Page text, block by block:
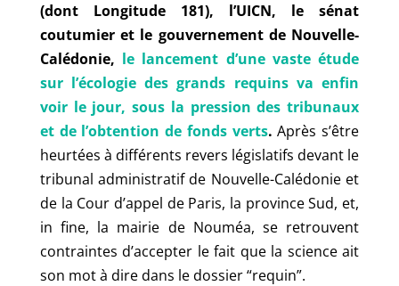
(dont Longitude 181), l’UICN, le sénat
coutumier et le gouvernement de Nouvelle-
Calédonie, le lancement d’une vaste étude
sur l’écologie des grands requins va enfin
voir le jour, sous la pression des tribunaux
et de l’obtention de fonds verts. Après s’être
heurtées à différents revers législatifs devant le
tribunal administratif de Nouvelle-Calédonie et
de la Cour d’appel de Paris, la province Sud, et,
in fine, la mairie de Nouméa, se retrouvent
contraintes d’accepter le fait que la science ait
son mot à dire dans le dossier “requin”.